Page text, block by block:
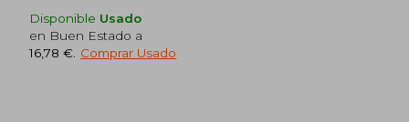
Disponible Usado
en Buen Estado a
16,78 € Comprar Usado